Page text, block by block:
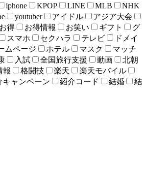
iphone KPOP LINE MLB
NHK
youtuber アイドル
アジア大会
お得 お得情報 お笑い ギフト
グ
スマホ セクハラ テレビ
ドメイ
ムページ ホテル マスク
マッチ
入試 全国旅行支援 動画
北朝
報 格闘技 楽天
楽天モバイル
キャンペーン 紹介コード 結婚
結